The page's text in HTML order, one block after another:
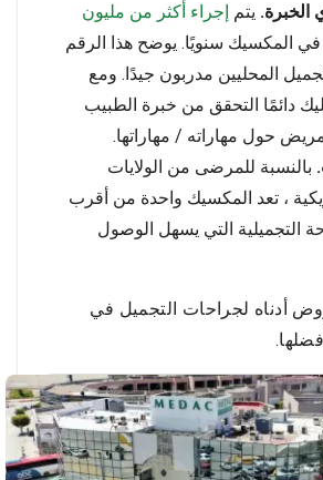
الخبرة. يتم إجراء أكثر من مليون
في المكسيك سنويًا. يوضح هذا الرقم
المحليين مدربون جيدًا. ومع
دائمًا التحقق من خبرة الطبيب
حول مهاراته / مهاراتها.
بالنسبة للمرضى من الولايات
، تعد المكسيك واحدة من أقرب
التجميلية التي يسهل الوصول
أدناه لجراحات التجميل في